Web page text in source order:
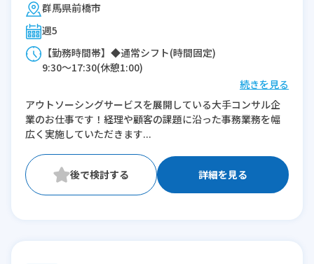
群馬県前橋市
週5
【勤務時間帯】◆通常シフト(時間固定)
9:30〜17:30(休憩1:00)
※残業：10〜20時間程度/月
続きを見る
アウトソーシングサービスを展開している大手コンサル企
業のお仕事です！経理や顧客の課題に沿った事務業務を幅
広く実施していただきます...
詳細を見る